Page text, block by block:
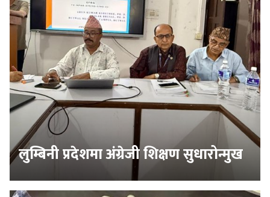
लुम्बिनी प्रदेशमा अंग्रेजी शिक्षण सुधारोन्मुख